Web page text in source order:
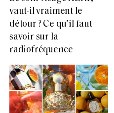
vaut-il vraiment le
détour ? Ce qu’il faut
savoir sur la
radiofréquence